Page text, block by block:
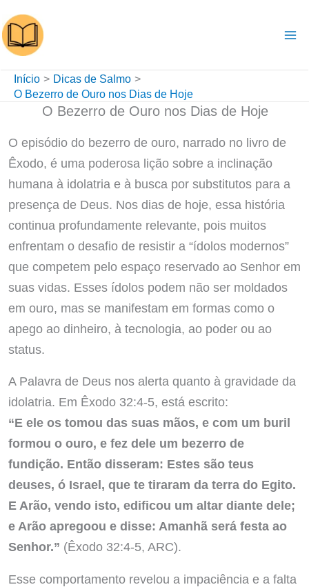
para
o
conteúdo
Início
Dicas de Salmo
O Bezerro de Ouro nos Dias de Hoje
O Bezerro de Ouro nos Dias de Hoje
O episódio do bezerro de ouro, narrado no livro de
Êxodo, é uma poderosa lição sobre a inclinação
humana à idolatria e à busca por substitutos para a
presença de Deus. Nos dias de hoje, essa história
continua profundamente relevante, pois muitos
enfrentam o desafio de resistir a “ídolos modernos”
que competem pelo espaço reservado ao Senhor em
suas vidas. Esses ídolos podem não ser moldados
em ouro, mas se manifestam em formas como o
apego ao dinheiro, à tecnologia, ao poder ou ao
status.
A Palavra de Deus nos alerta quanto à gravidade da
idolatria. Em Êxodo 32:4-5, está escrito:
“E ele os tomou das suas mãos, e com um buril
formou o ouro, e fez dele um bezerro de
fundição. Então disseram: Estes são teus
deuses, ó Israel, que te tiraram da terra do Egito.
E Arão, vendo isto, edificou um altar diante dele;
e Arão apregoou e disse: Amanhã será festa ao
Senhor.” (Êxodo 32:4-5, ARC).
Esse comportamento revelou a impaciência e a falta